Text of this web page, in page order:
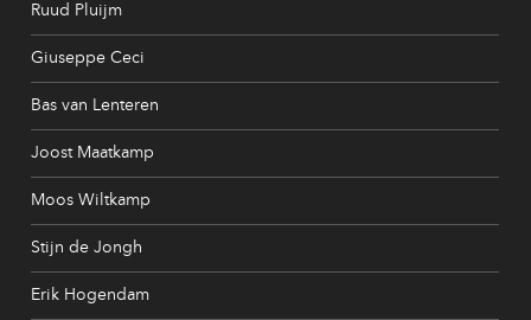
Ruud Pluijm
Giuseppe Ceci
Bas van Lenteren
Joost Maatkamp
Moos Wiltkamp
Stijn de Jongh
Erik Hogendam